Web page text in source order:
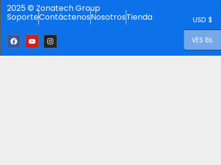
2025 © Zonatech Group
SoporteContáctenosNosotrosTienda USD $
VES Bs.